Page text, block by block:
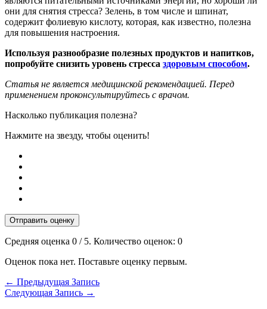
они для снятия стресса? Зелень, в том числе и шпинат,
содержит фолиевую кислоту, которая, как известно, полезна
для повышения настроения.
Используя разнообразие полезных продуктов и напитков,
попробуйте снизить уровень стресса здоровым способом.
Статья не является медицинской рекомендацией. Перед
применением проконсультируйтесь с врачом.
Насколько публикация полезна?
Нажмите на звезду, чтобы оценить!
Отправить оценку
Средняя оценка 0 / 5. Количество оценок: 0
Оценок пока нет. Поставьте оценку первым.
← Предыдущая Запись
Следующая Запись →